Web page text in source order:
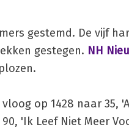
gestemd. De vijf
gestegen. NH
op 1428 naar 35,
'Ik Leef Niet Meer